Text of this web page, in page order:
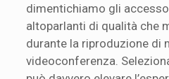
dimentichiamo gli
altoparlanti di qualità che
durante la riproduzione di
videoconferenza.